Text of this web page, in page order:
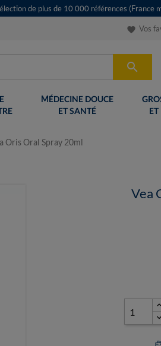
de plus de 10 000 références (France
favorite Vos

MÉDECINE DOUCE
ET SANTÉ
ET
Oris Oral Spray 20ml
Vea